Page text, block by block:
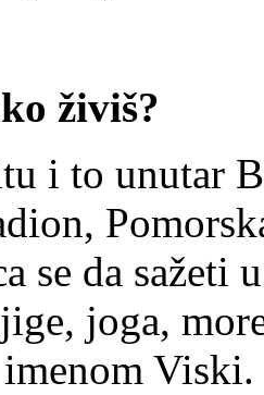
živiš?
i to unutar
se da
joga,
imenom